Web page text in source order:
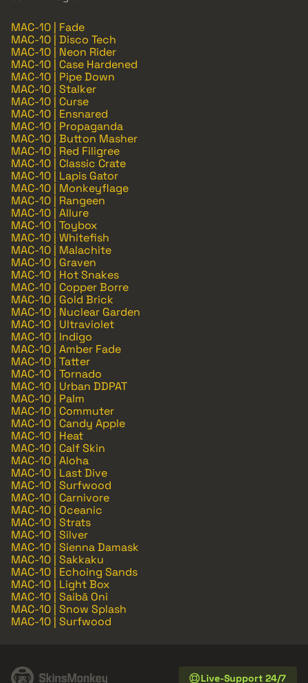
MAC-10 | Fade
MAC-10 | Disco Tech
MAC-10 | Neon Rider
MAC-10 | Case Hardened
MAC-10 | Pipe Down
MAC-10 | Stalker
MAC-10 | Curse
MAC-10 | Ensnared
MAC-10 | Propaganda
MAC-10 | Button Masher
MAC-10 | Red Filigree
MAC-10 | Classic Crate
MAC-10 | Lapis Gator
MAC-10 | Monkeyflage
MAC-10 | Rangeen
MAC-10 | Allure
MAC-10 | Toybox
MAC-10 | Whitefish
MAC-10 | Malachite
MAC-10 | Graven
MAC-10 | Hot Snakes
MAC-10 | Copper Borre
MAC-10 | Gold Brick
MAC-10 | Nuclear Garden
MAC-10 | Ultraviolet
MAC-10 | Indigo
MAC-10 | Amber Fade
MAC-10 | Tatter
MAC-10 | Tornado
MAC-10 | Urban DDPAT
MAC-10 | Palm
MAC-10 | Commuter
MAC-10 | Candy Apple
MAC-10 | Heat
MAC-10 | Calf Skin
MAC-10 | Aloha
MAC-10 | Last Dive
MAC-10 | Surfwood
MAC-10 | Carnivore
MAC-10 | Oceanic
MAC-10 | Strats
MAC-10 | Silver
MAC-10 | Sienna Damask
MAC-10 | Sakkaku
MAC-10 | Echoing Sands
MAC-10 | Light Box
MAC-10 | Saibā Oni
MAC-10 | Snow Splash
MAC-10 | Surfwood
Live-Support 24/7